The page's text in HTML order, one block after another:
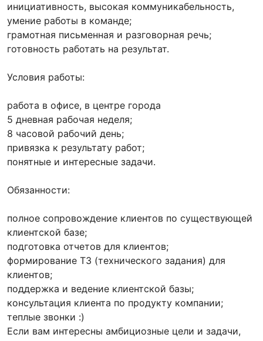
инициативность, высокая коммуникабельность,
умение работы в команде;
грамотная письменная и разговорная речь;
готовность работать на результат.
Условия работы:
работа в офисе, в центре города
5 дневная рабочая неделя;
8 часовой рабочий день;
привязка к результату работ;
понятные и интересные задачи.
Обязанности:
полное сопровождение клиентов по существующей
клиентской базе;
подготовка отчетов для клиентов;
формирование ТЗ (технического задания) для
клиентов;
поддержка и ведение клиентской базы;
консультация клиента по продукту компании;
теплые звонки :)
Если вам интересны амбициозные цели и задачи,